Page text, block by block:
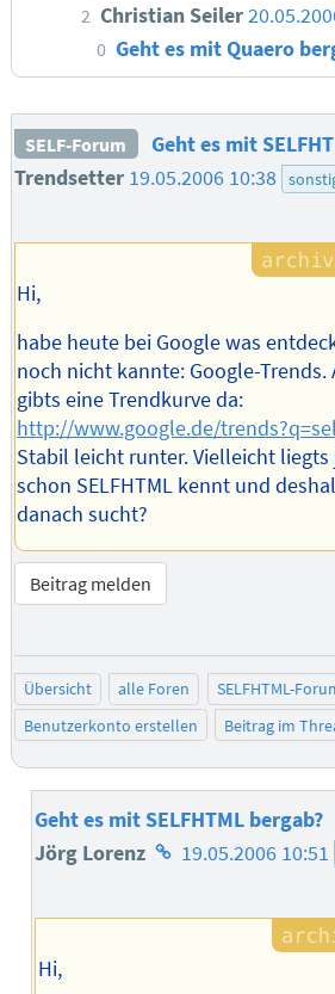
2 Christian Seiler
0 Geht es mit Quaero
SELF-Forum
Geht es mit
Trendsetter 19.05.2006 10:38
Hi,
habe heute bei Google was
noch nicht kannte: Google-Trends.
gibts eine Trendkurve da:
http://www.google.de/
Stabil leicht runter. Vielleicht liegts
schon SELFHTML kennt und
danach sucht?
Beitrag melden
Übersicht alle Foren SELFHTML-
Benutzerkonto erstellen
Beitrag im
Geht es mit SELFHTML bergab?
Jörg Lorenz Homepage
Autors
19.05.2006 10:51
Hi,